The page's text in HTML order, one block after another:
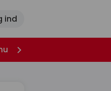
ind
Husets Burger